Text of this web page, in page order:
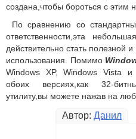
создана,чтобы бороться с этим
По сравнению со
ответственности,эта
действительно стать полезной
использования. Помимо
Windows XP, Windows Vista
обоих версиях,как 32-
утилиту,вы можете нажав на
Автор: Данил